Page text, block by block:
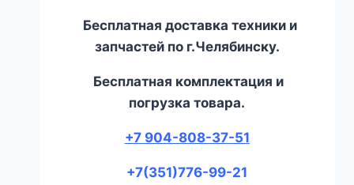
Бесплатная доставка техники и
запчастей по г.Челябинску.
Бесплатная комплектация и
погрузка товара.
+7 904-808-37-51
+7(351)776-99-21